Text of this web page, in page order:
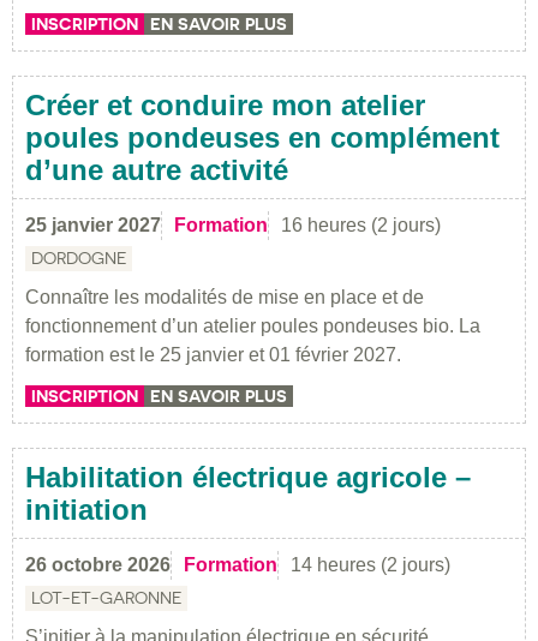
INSCRIPTION EN SAVOIR PLUS
Créer et conduire mon atelier
poules pondeuses en complément
d’une autre activité
25 janvier 2027 Formation 16 heures (2 jours)
DORDOGNE
Connaître les modalités de mise en place et de
fonctionnement d’un atelier poules pondeuses bio. La
formation est le 25 janvier et 01 février 2027.
INSCRIPTION EN SAVOIR PLUS
Habilitation électrique agricole –
initiation
26 octobre 2026 Formation 14 heures (2 jours)
LOT-ET-GARONNE
S’initier à la manipulation électrique en sécurité.